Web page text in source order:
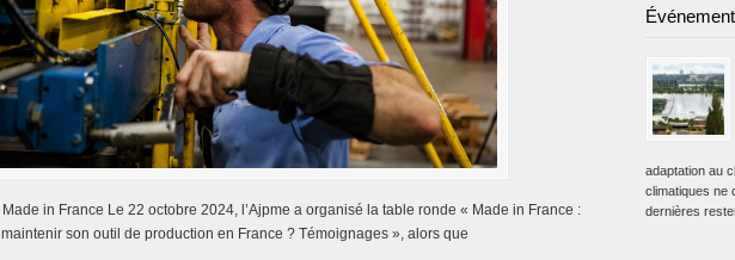
in France Le 22 octobre 2024, l’Ajpme a organisé la table ronde « Made in France :
son outil de production en France ? Témoignages », alors que
adaptation au
climatiques ne
dernières